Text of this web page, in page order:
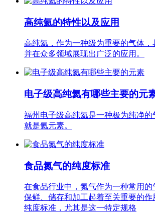
高纯氦的特性以及应用
高纯氦，作为一种级为重要的气体，
并在众多领域展现出广泛的应用。
电子级高纯氦有哪些主要的元
福州电子级高纯氦是一种极为纯净的
就是氦元素。
食品氮气的纯度标准
在食品行业中，氮气作为一种常用的
保鲜、储存和加工起着至关重要的作
纯度标准，尤其是这一特定规格